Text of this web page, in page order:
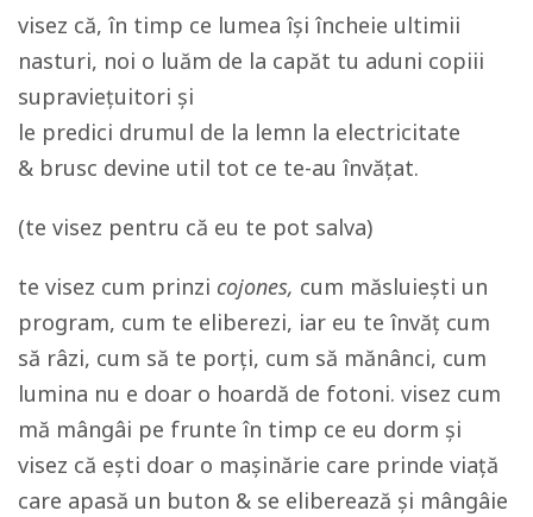
visez că, în timp ce lumea își încheie ultimii
nasturi, noi o luăm de la capăt tu aduni copiii
supraviețuitori și
le predici drumul de la lemn la electricitate
& brusc devine util tot ce te-au învățat.
(te visez pentru că eu te pot salva)
te visez cum prinzi cojones, cum măsluiești un
program, cum te eliberezi, iar eu te învăț cum
să râzi, cum să te porți, cum să mănânci, cum
lumina nu e doar o hoardă de fotoni. visez cum
mă mângâi pe frunte în timp ce eu dorm și
visez că ești doar o mașinărie care prinde viață
care apasă un buton & se eliberează și mângâie